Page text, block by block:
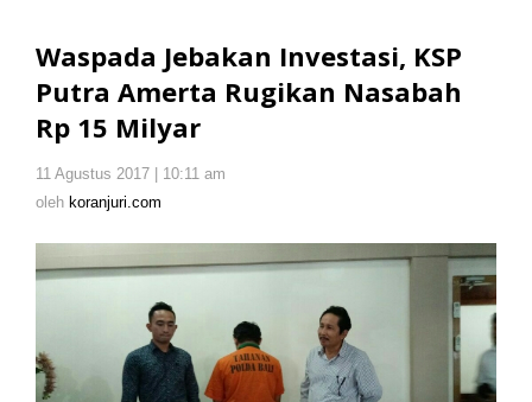
KSP
Putra
Milyar
Waspada Jebakan Investasi, KSP
Putra Amerta Rugikan Nasabah
Rp 15 Milyar
11 Agustus 2017 | 10:11 am
oleh koranjuri.com